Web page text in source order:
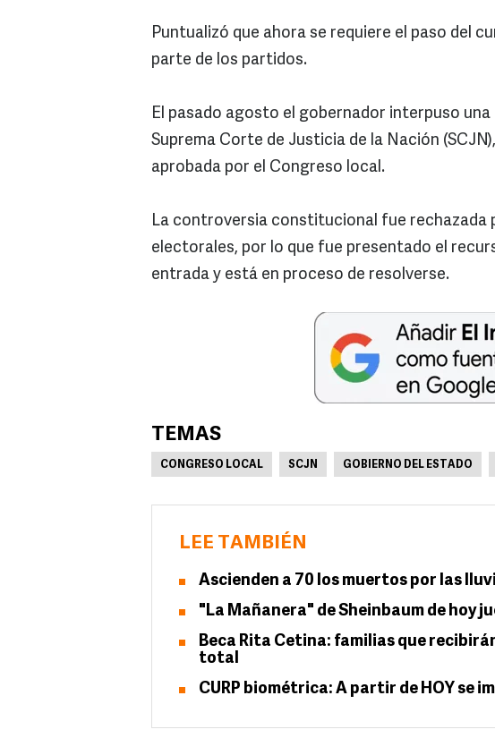
Puntualizó que ahora se requiere el paso del
parte de los partidos.
El pasado agosto el gobernador interpuso
Suprema Corte de Justicia de la Nación
aprobada por el Congreso local.
La controversia constitucional fue rechazada
electorales, por lo que fue presentado el
entrada y está en proceso de resolverse.
TEMAS
CONGRESO LOCAL SCJN GOBIERNO DEL ESTADO
LEE TAMBIÉN
Ascienden a 70 los muertos por las
"La Mañanera" de Sheinbaum de hoy
Beca Rita Cetina: familias que
total
CURP biométrica: A partir de HOY se